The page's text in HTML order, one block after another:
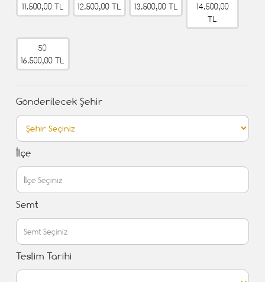
11.500,00 TL
12.500,00 TL
13.500,00 TL
14.500,00
TL
50
16.500,00 TL
Gönderilecek Şehir
İlçe
Semt
Teslim Tarihi